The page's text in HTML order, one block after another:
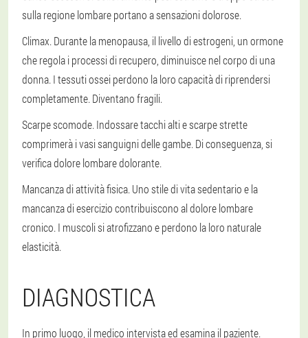
sulla regione lombare portano a sensazioni dolorose.
Climax. Durante la menopausa, il livello di estrogeni, un ormone
che regola i processi di recupero, diminuisce nel corpo di una
donna. I tessuti ossei perdono la loro capacità di riprendersi
completamente. Diventano fragili.
Scarpe scomode. Indossare tacchi alti e scarpe strette
comprimerà i vasi sanguigni delle gambe. Di conseguenza, si
verifica dolore lombare dolorante.
Mancanza di attività fisica. Uno stile di vita sedentario e la
mancanza di esercizio contribuiscono al dolore lombare
cronico. I muscoli si atrofizzano e perdono la loro naturale
elasticità.
DIAGNOSTICA
In primo luogo, il medico intervista ed esamina il paziente.